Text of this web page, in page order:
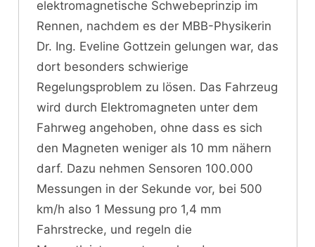
elektromagnetische Schwebeprinzip im
Rennen, nachdem es der MBB-Physikerin
Dr. Ing. Eveline Gottzein gelungen war, das
dort besonders schwierige
Regelungsproblem zu lösen. Das Fahrzeug
wird durch Elektromagneten unter dem
Fahrweg angehoben, ohne dass es sich
den Magneten weniger als 10 mm nähern
darf. Dazu nehmen Sensoren 100.000
Messungen in der Sekunde vor, bei 500
km/h also 1 Messung pro 1,4 mm
Fahrstrecke, und regeln die